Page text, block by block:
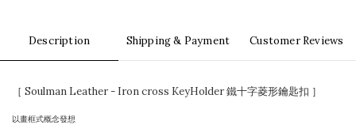
Description Shipping & Payment Customer Reviews
［ Soulman Leather - Iron cross KeyHolder 鐵十字菱形鑰匙扣 ］
以畫框式概念發想